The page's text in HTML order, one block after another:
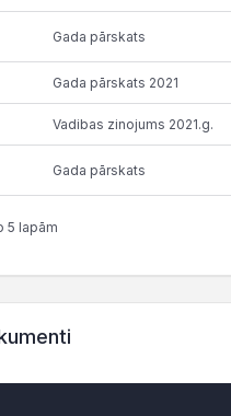
Gada pārskats
Gada pārskats 2021
Vadibas zinojums 2021.g.
Gada pārskats
5 lapām